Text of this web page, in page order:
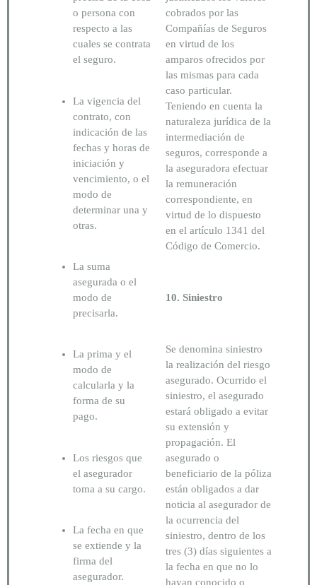
o persona con
respecto a las
cuales se contrata
el seguro.
La vigencia del
contrato, con
indicación de las
fechas y horas de
iniciación y
vencimiento, o el
modo de
determinar una y
otras.
La suma
asegurada o el
modo de
precisarla.
La prima y el
modo de
calcularla y la
forma de su
pago.
Los riesgos que
el asegurador
toma a su cargo.
La fecha en que
se extiende y la
firma del
asegurador.
cobrados por las
Compañías de Seguros
en virtud de los
amparos ofrecidos por
las mismas para cada
caso particular.
Teniendo en cuenta la
naturaleza jurídica de la
intermediación de
seguros, corresponde a
la aseguradora efectuar
la remuneración
correspondiente, en
virtud de lo dispuesto
en el artículo 1341 del
Código de Comercio.
10. Siniestro
Se denomina siniestro
la realización del riesgo
asegurado. Ocurrido el
siniestro, el asegurado
estará obligado a evitar
su extensión y
propagación. El
asegurado o
beneficiario de la póliza
están obligados a dar
noticia al asegurador de
la ocurrencia del
siniestro, dentro de los
tres (3) días siguientes a
la fecha en que no lo
hayan conocido o